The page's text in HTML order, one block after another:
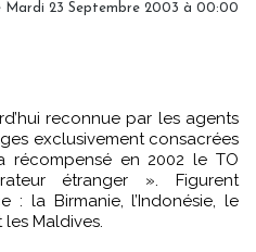
Mardi 23 Septembre 2003 à 00:00
exclusivement consacrées
récompensé en 2002 le TO
étranger ». Figurent
: la Birmanie, l’Indonésie, le
Maldives.